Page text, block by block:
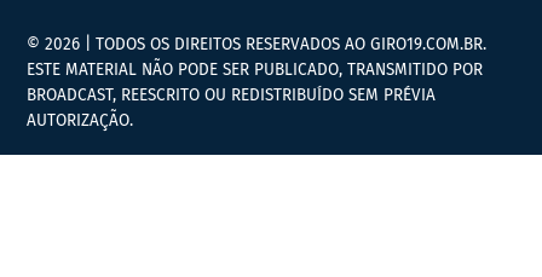
© 2026 | TODOS OS DIREITOS RESERVADOS AO GIRO19.COM.BR.
ESTE MATERIAL NÃO PODE SER PUBLICADO, TRANSMITIDO POR
BROADCAST, REESCRITO OU REDISTRIBUÍDO SEM PRÉVIA
AUTORIZAÇÃO.